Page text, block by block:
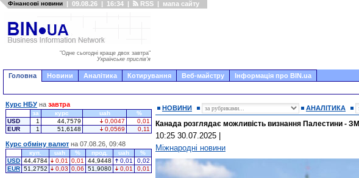
Фінансові новини | 09.08.26 | 16:34 | RSS | мапа сайту
"Одне сьогодні краще двох завтра"
Українське прислів'я
Головна Новини Аналітика Котирування Веб-майстру Інформація про BIN.ua
НОВИНИ АНАЛІТИКА
Канада розглядає можливість визнання Палестини - ЗМІ
10:25 30.07.2025
Міжнародні новини
Курс НБУ на завтра
за курс uah
%
USD
1 44,7579 0,0047
0,01
EUR
1 51,6148 0,0569 0,11
Курс обміну валют на 07.08.26, 09:48
куп. uah % прод. uah
%
USD 44,4784 0,01 0,01 44,9448 0,01
0,02
EUR 51,2752 0,03 0,06 51,9080 0,01 0,01